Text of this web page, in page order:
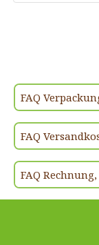
FAQ
FAQ
FAQ